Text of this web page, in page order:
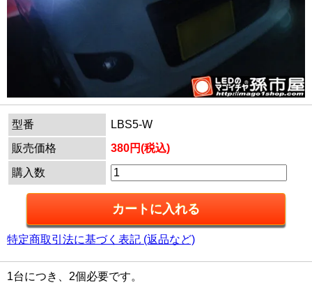
型番
LBS5-W
販売価格
380円(税込)
購入数
特定商取引法に基づく表記 (返品など)
1台につき、2個必要です。